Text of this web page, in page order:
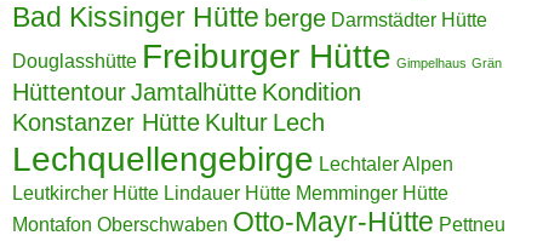
Bad Kissinger Hütte berge Darmstädter Hütte
Douglasshütte Freiburger Hütte Gimpelhaus Grän
HüttentourJamtalhütte Kondition
Konstanzer Hütte Kultur Lech
Lechquellengebirge Lechtaler Alpen
Leutkircher Hütte Lindauer Hütte Memminger Hütte
Montafon Oberschwaben Otto-Mayr-Hütte Pettneu